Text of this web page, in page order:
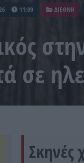
11:09 ΔΙΕΘΝΗ
σε
Σκηνές